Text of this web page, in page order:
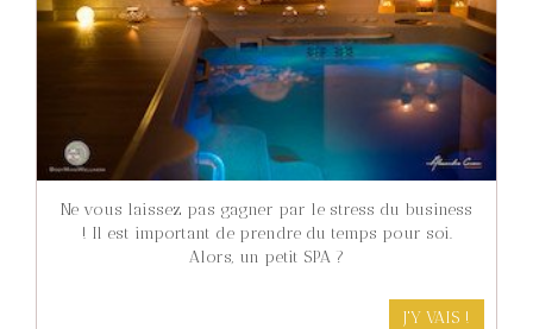
Ne vous laissez pas gagner par le stress du business
! Il est important de prendre du temps pour soi.
Alors, un petit SPA ?
J'Y VAIS !